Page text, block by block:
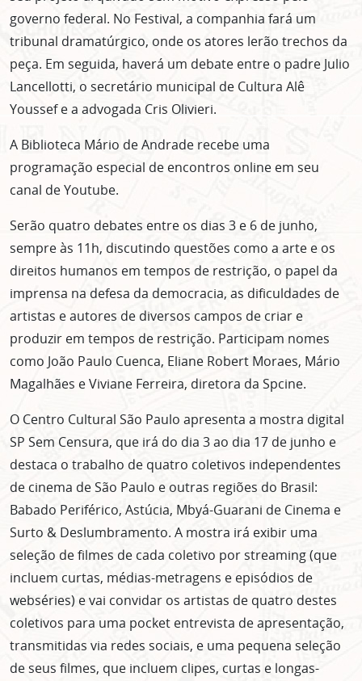
governo federal. No Festival, a companhia fará um
tribunal dramatúrgico, onde os atores lerão trechos da
peça. Em seguida, haverá um debate entre o padre Julio
Lancellotti, o secretário municipal de Cultura Alê
Youssef e a advogada Cris Olivieri.
A Biblioteca Mário de Andrade recebe uma
programação especial de encontros online em seu
canal de Youtube.
Serão quatro debates entre os dias 3 e 6 de junho,
sempre às 11h, discutindo questões como a arte e os
direitos humanos em tempos de restrição, o papel da
imprensa na defesa da democracia, as dificuldades de
artistas e autores de diversos campos de criar e
produzir em tempos de restrição. Participam nomes
como João Paulo Cuenca, Eliane Robert Moraes, Mário
Magalhães e Viviane Ferreira, diretora da Spcine.
O Centro Cultural São Paulo apresenta a mostra digital
SP Sem Censura, que irá do dia 3 ao dia 17 de junho e
destaca o trabalho de quatro coletivos independentes
de cinema de São Paulo e outras regiões do Brasil:
Babado Periférico, Astúcia, Mbyá-Guarani de Cinema e
Surto & Deslumbramento. A mostra irá exibir uma
seleção de filmes de cada coletivo por streaming (que
incluem curtas, médias-metragens e episódios de
webséries) e vai convidar os artistas de quatro destes
coletivos para uma pocket entrevista de apresentação,
transmitidas via redes sociais, e uma pequena seleção
de seus filmes, que incluem clipes, curtas e longas-